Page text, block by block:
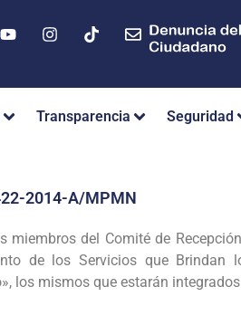
Transparencia Seguridad
2014-A/MPMN
miembros del Comitéde
de los Servicios que Brindan
los mismos que estarán